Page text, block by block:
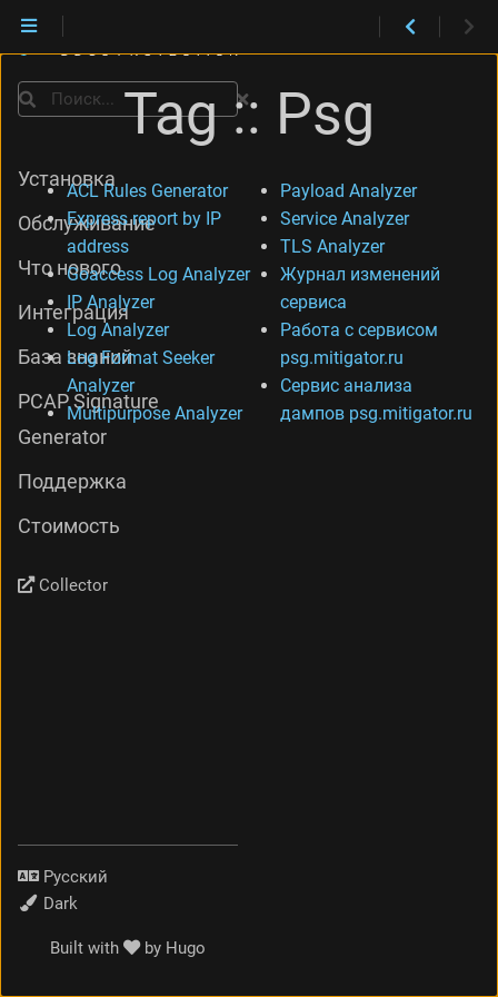
Tag :: Psg
ACL Rules Generator
Express report by IP
address
Goaccess Log Analyzer
IP Analyzer
Log Analyzer
Log Format Seeker
Analyzer
Multipurpose Analyzer
Payload Analyzer
Service Analyzer
TLS Analyzer
Журнал изменений
сервиса
Работа с сервисом
psg.mitigator.ru
Сервис анализа
дампов psg.mitigator.ru
Поиск
Установка
Обслуживание
Что нового
Интеграция
База знаний
PCAP Signature
Generator
Поддержка
Стоимость
Collector
Язык
Тема
Built with by Hugo